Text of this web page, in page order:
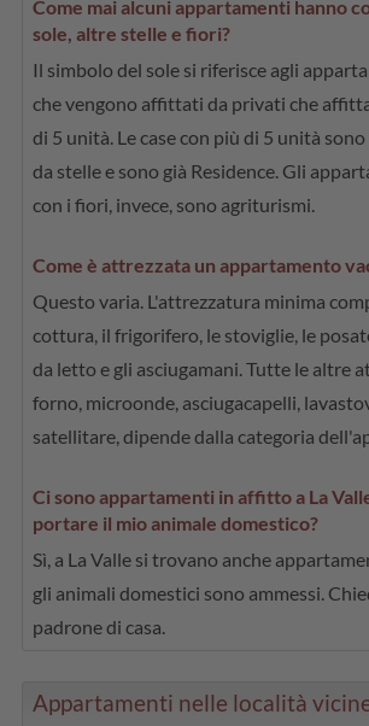
Come mai alcuni appartamenti hanno
sole, altre stelle e fiori?
Il simbolo del sole si riferisce agli
che vengono affittati da privati che
di 5 unità. Le case con più di 5 unità
da stelle e sono già Residence. Gli
con i fiori, invece, sono agriturismi.
Come è attrezzata un appartamento
Questo varia. L'attrezzatura minima
cottura, il frigorifero, le stoviglie, le
da letto e gli asciugamani. Tutte le altre
forno, microonde, asciugacapelli,
satellitare, dipende dalla categoria
Ci sono appartamenti in affitto a La
portare il mio animale domestico?
Sì, a La Valle si trovano anche
gli animali domestici sono ammessi.
padrone di casa.
Appartamenti nelle località vicine